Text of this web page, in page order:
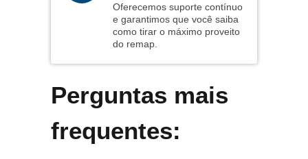
Oferecemos suporte contínuo
e garantimos que você saiba
como tirar o máximo proveito
do remap.
Perguntas mais
frequentes: